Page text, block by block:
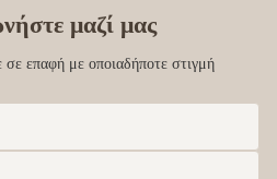
μαζί μας
επαφή με οποιαδήποτε στιγμή